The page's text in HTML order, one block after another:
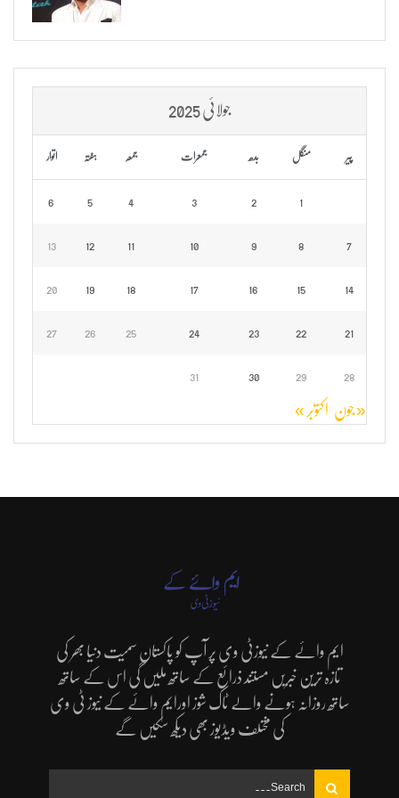
جولائی 2025
پیر منگل بدھ جمعرات جمعہ ہفتہ اتوار
1
2
3
4
5
6
7
8
9
10
11
12
13
14
15
16
17
18
19
20
21
22
23
24
25
26
27
28
29
30
31
« جون اکتوبر »
ایم وائے کے نیوزٹی وی پر آپ کو پاکستان سمیت دنیا بھر کی
تازہ ترین خبریں مستند ذرائع کے ساتھ ملیں گی اس کے ساتھ
ساتھ روزانہ ہونے والے ٹاک شوز اورایم وائے کے نیوز ٹی وی
کی مختلف ویڈیوز بھی دیکھ سکیں گے